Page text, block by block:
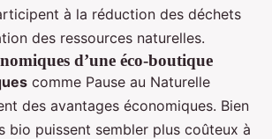
à la réduction des déchets
des ressources naturelles.
d’une éco-boutique
comme Pause au Naturelle
des avantages économiques. Bien
bio puissent sembler plus coûteux à